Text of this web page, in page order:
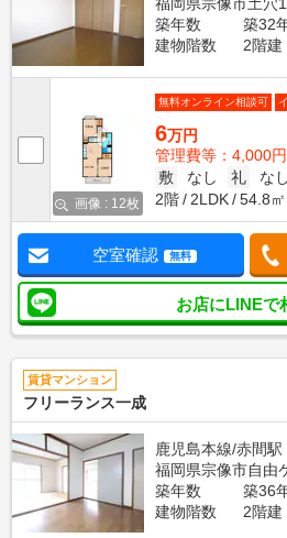
築年数
築32
建物階数
2階建
画像 : 12枚
無料オンライン相談可
6万円
管理費等：4,000円
敷
なし 礼
なし
2階
2LDK 54.8㎡
空室確認 無料
お店にLINEで
賃貸マンション
フリーランス一成
鹿児島本線/赤間
福岡県宗像市自由
築年数
築36
建物階数
2階建